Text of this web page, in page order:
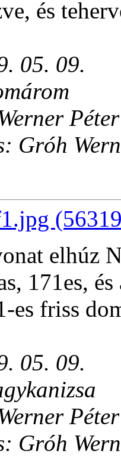
és
05. 09.
Péter
Gróh
elhúz
171es,
es friss
05. 09.
Péter
Gróh